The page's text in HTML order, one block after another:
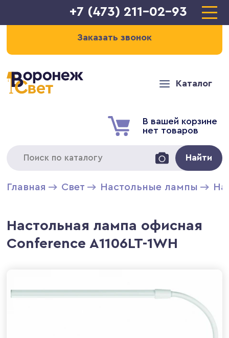
+7 (473) 211-02-93
Заказать звонок
Каталог
В вашей корзине
нет товаров
Найти
Главная Свет Настольные лампы
Настольная лампа офисная
Conference A1106LT-1WH